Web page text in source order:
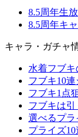
8.5周年生
8.5周年キ
キャラ・ガチャ
水着フブキ
フブキ10連
フブキ1点
フブキは引
選べるプラ
プライズ10